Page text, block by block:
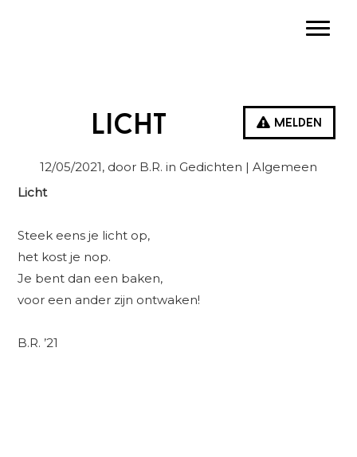
Melden
Licht
12/05/2021, door B.R. in Gedichten | Algemeen
Licht
Steek eens je licht op,
het kost je nop.
Je bent dan een baken,
voor een ander zijn ontwaken!
B.R. ’21